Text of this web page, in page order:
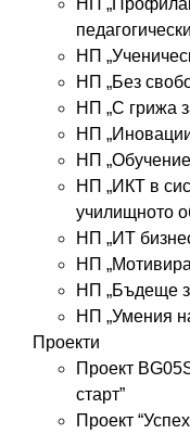
НП
НП „Без
НП „С грижа
НП
НП
НП „ИКТ в
училищното
НП „ИТ
НП
НП „Бъдеще
НП „Умения
Проекти
Проект
старт”
Проект